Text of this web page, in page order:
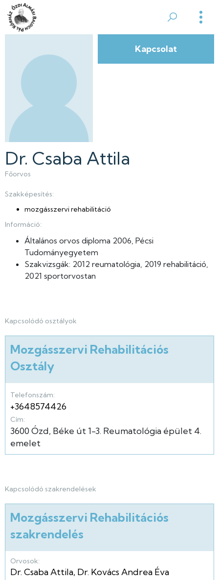
Ugrás
tartalomraÓzdi
Almási
Balogh
Pál
Kórház
Kapcsolat
Dr. Csaba Attila
Főorvos
Szakképesítés:
mozgásszervi rehabilitáció
Információ:
Általános orvos diploma 2006, Pécsi
Tudományegyetem
Szakvizsgák: 2012 reumatológia, 2019 rehabilitáció,
2021 sportorvostan
Kapcsolódó osztályok
Mozgásszervi Rehabilitációs
Osztály
Telefonszám:
+3648574426
Cím:
3600Ózd Béke út 1-3. Reumatológia épület 4.
emelet
Kapcsolódó szakrendelések
Mozgásszervi Rehabilitációs
szakrendelés
Orvosok:
Dr. Csaba Attila, Dr. Kovács Andrea Éva